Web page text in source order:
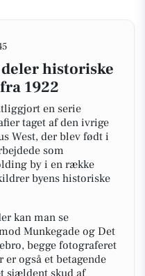
historiske
1922
en serie
taget af den ivrige
West, der blev født i
som
by i en række
byens historiske
kan man se
Munkegade og Det
begge fotograferet
også et betagende
sjældent skud af